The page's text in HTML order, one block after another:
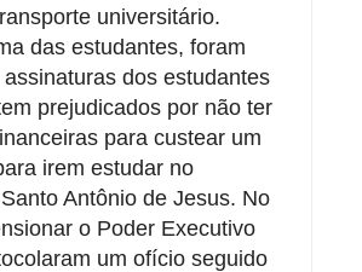
universitário.
das estudantes, foram
dos estudantes
prejudicados por não ter
para custear um
irem estudar no
Antônio de Jesus. No
o Poder Executivo
um ofício seguido